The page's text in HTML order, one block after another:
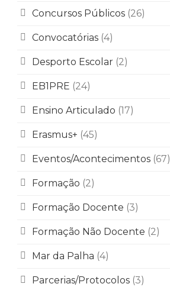
Concursos Públicos (26)
Convocatórias (4)
Desporto Escolar (2)
EB1PRE (24)
Ensino Articulado (17)
Erasmus+ (45)
Eventos/Acontecimentos (67)
Formação (2)
Formação Docente (3)
Formação Não Docente (2)
Mar da Palha (4)
Parcerias/Protocolos (3)